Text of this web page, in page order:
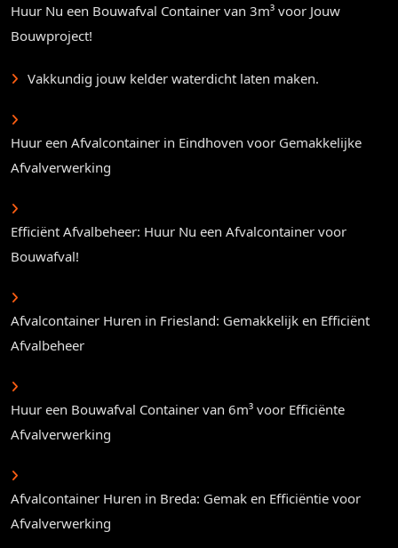
Huur Nu een Bouwafval Container van 3m³ voor Jouw
Bouwproject!
Vakkundig jouw kelder waterdicht laten maken.
Huur een Afvalcontainer in Eindhoven voor Gemakkelijke
Afvalverwerking
Efficiënt Afvalbeheer: Huur Nu een Afvalcontainer voor
Bouwafval!
Afvalcontainer Huren in Friesland: Gemakkelijk en Efficiënt
Afvalbeheer
Huur een Bouwafval Container van 6m³ voor Efficiënte
Afvalverwerking
Afvalcontainer Huren in Breda: Gemak en Efficiëntie voor
Afvalverwerking